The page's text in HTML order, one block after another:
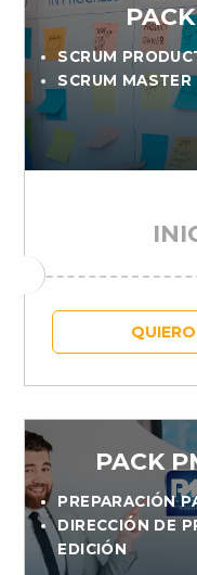
SCRUM
SCRUM MASTER
PACK
PREPARACIÓN
DIRECCIÓN DE
EDICIÓN